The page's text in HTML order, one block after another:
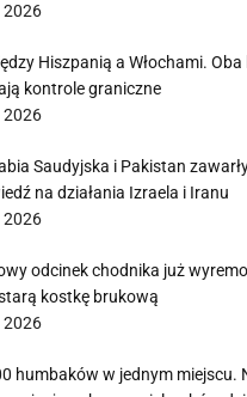
2026
Hiszpanią a Włochami. Oba
kontrole graniczne
2026
Saudyjska i Pakistan
na działania Izraela i Iranu
2026
odcinek chodnika już
kostkę brukową
2026
humbaków w jednym miejscu.